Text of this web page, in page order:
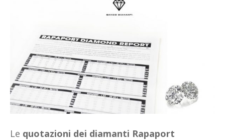
Le quotazioni dei diamanti Rapaport